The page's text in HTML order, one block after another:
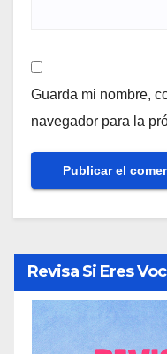
Guarda mi nombre,
navegador para la
Revisa Si Eres